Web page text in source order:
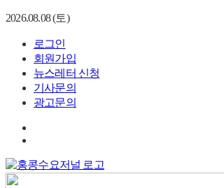
2026.08.08 (토)
로그인
회원가입
뉴스레터 신청
기사문의
광고문의